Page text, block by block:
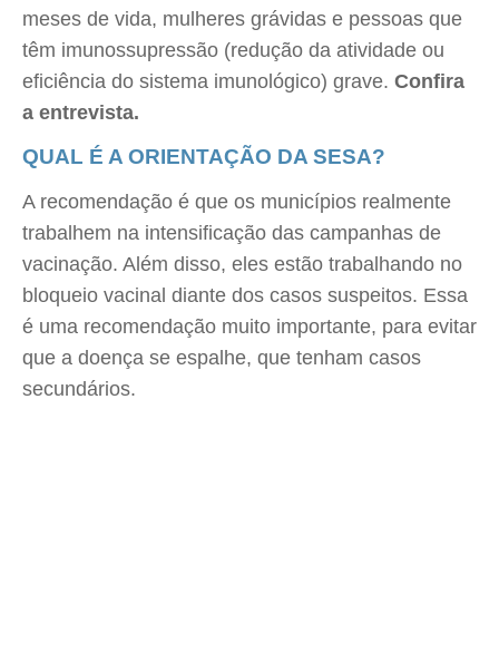
meses de vida, mulheres grávidas e pessoas que
têm imunossupressão (redução da atividade ou
eficiência do sistema imunológico) grave. Confira
a entrevista.
QUAL É A ORIENTAÇÃO DA SESA?
A recomendação é que os municípios realmente
trabalhem na intensificação das campanhas de
vacinação. Além disso, eles estão trabalhando no
bloqueio vacinal diante dos casos suspeitos. Essa
é uma recomendação muito importante, para evitar
que a doença se espalhe, que tenham casos
secundários.